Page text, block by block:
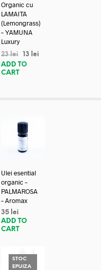
Organic cu
LAMAITA
(Lemongrass)
– YAMUNA
Luxury
23lei 13
lei
ADD TO
CART
Ulei esential
organic –
PALMAROSA
– Aromax
35 lei
ADD TO
CART
STOC
EPUIZA